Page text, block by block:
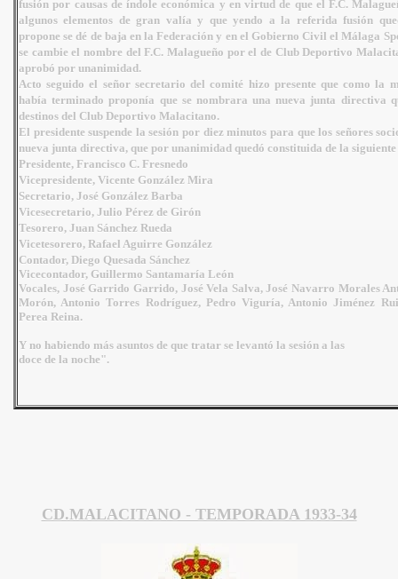
fusión por causas de índoleeconómica y en virtud de que el F.C.
algunoselementos de gran valía y que yendo a la referida fusión
propone se dé de baja en la Federación y en el Gobierno Civilel Málaga
se cambie el nombre del F.C. Malagueño por el de Club Deportivo
aprobó por unanimidad.
Acto seguido el señor secretario del comité hizo presente que como la
había terminado proponía que se nombrara una nueva junta directiva
destinos del Club Deportivo Malacitano.
El presidente suspende la sesión por diez minutos para que los señores
nueva junta directiva, que por unanimidad quedó constituida de la
Presidente, Francisco C. Fresnedo
Vicepresidente, Vicente González Mira
Secretario, José González Barba
Vicesecretario, Julio Pérez de Girón
Tesorero, Juan Sánchez Rueda
Vicetesorero, Rafael Aguirre González
Contador, Diego Quesada Sánchez
Vicecontador, Guillermo Santamaría León
Vocales, José Garrido Garrido, José Vela Salva, JoséNavarro Morales
Morón, Antonio Torres Rodríguez, Pedro Viguría, Antonio Jiménez
Perea Reina.
Y no habiendo más asuntos de que tratar se levantó la sesión a las
doce de la noche".
CD.MALACITANO - TEMPORADA 1933-34